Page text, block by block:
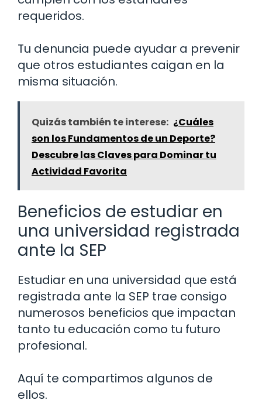
requeridos.
Tu denuncia puede ayudar a prevenir
que otros estudiantes caigan en la
misma situación.
Quizás también te interese: ¿Cuáles
son los Fundamentos de un Deporte?
Descubre las Claves para Dominar tu
Actividad Favorita
Beneficios de estudiar en
una universidad registrada
ante la SEP
Estudiar en una universidad que está
registrada ante la SEP trae consigo
numerosos beneficios que impactan
tanto tu educación como tu futuro
profesional.
Aquí te compartimos algunos de
ellos.